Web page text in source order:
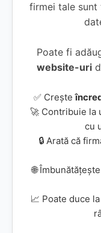
firmei tale sunt
Poate fi
website-uri
✅ Crește
🚀 Contribuie la
cu
🔒 Arată că
🌐 Îmbunătățește
📈 Poate duce